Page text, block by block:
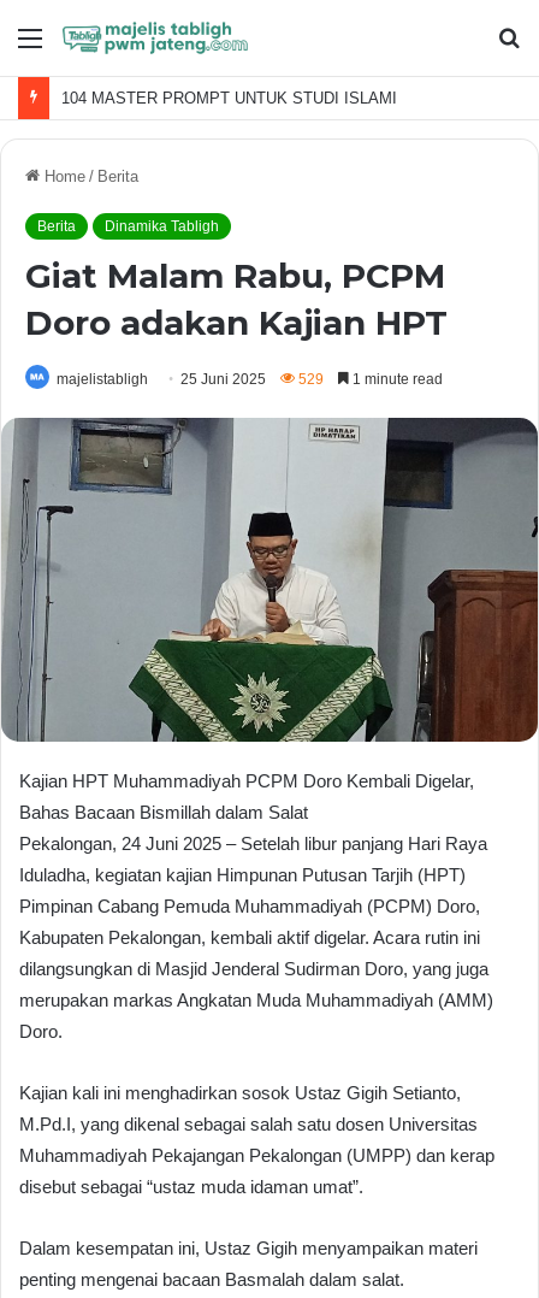
Menu
104 MASTER PROMPT UNTUK STUDI ISLAMI
Home / Berita
Berita Dinamika Tabligh
Giat Malam Rabu, PCPM
Doro adakan Kajian HPT
majelistabligh 25 Juni 2025 529 1 minute read
Kajian HPT Muhammadiyah PCPM Doro Kembali Digelar,
Bahas Bacaan Bismillah dalam Salat
Pekalongan, 24 Juni 2025 – Setelah libur panjang Hari Raya
Iduladha, kegiatan kajian Himpunan Putusan Tarjih (HPT)
Pimpinan Cabang Pemuda Muhammadiyah (PCPM) Doro,
Kabupaten Pekalongan, kembali aktif digelar. Acara rutin ini
dilangsungkan di Masjid Jenderal Sudirman Doro, yang juga
merupakan markas Angkatan Muda Muhammadiyah (AMM)
Doro.
Kajian kali ini menghadirkan sosok Ustaz Gigih Setianto,
M.Pd.I, yang dikenal sebagai salah satu dosen Universitas
Muhammadiyah Pekajangan Pekalongan (UMPP) dan kerap
disebut sebagai “ustaz muda idaman umat”.
Dalam kesempatan ini, Ustaz Gigih menyampaikan materi
penting mengenai bacaan Basmalah dalam salat.